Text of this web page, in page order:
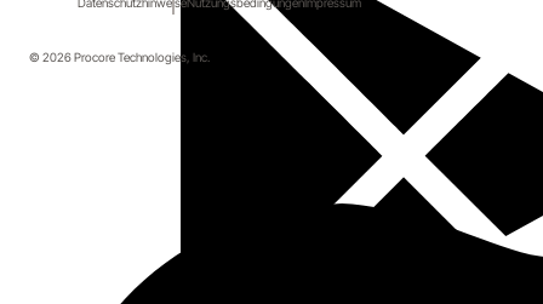
© 2026 Procore Technologies, Inc.